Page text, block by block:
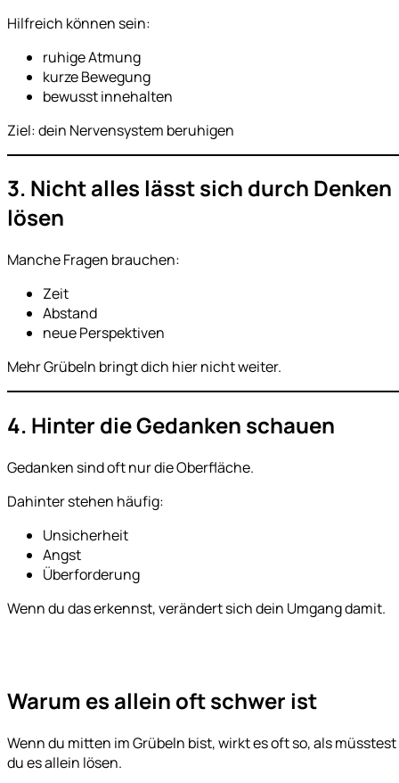
Hilfreich können sein:
ruhige Atmung
kurze Bewegung
bewusst innehalten
Ziel: dein Nervensystem beruhigen
3. Nicht alles lässt sich durch Denken
lösen
Manche Fragen brauchen:
Zeit
Abstand
neue Perspektiven
Mehr Grübeln bringt dich hier nicht weiter.
4. Hinter die Gedanken schauen
Gedanken sind oft nur die Oberfläche.
Dahinter stehen häufig:
Unsicherheit
Angst
Überforderung
Wenn du das erkennst, verändert sich dein Umgang damit.
Warum es allein oft schwer ist
Wenn du mitten im Grübeln bist, wirkt es oft so, als müsstest
du es allein lösen.